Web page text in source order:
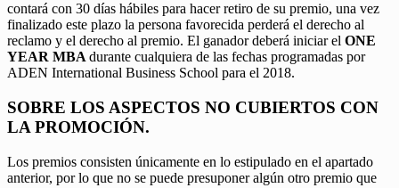
contará con 30 días hábiles para hacer retiro de su premio, una vez
finalizado este plazo la persona favorecida perderá el derecho al
reclamo y el derecho al premio. El ganador deberá iniciar el ONE
YEAR MBA durante cualquiera de las fechas programadas por
ADEN International Business School para el 2018.
SOBRE LOS ASPECTOS NO CUBIERTOS CON
LA PROMOCIÓN.
Los premios consisten únicamente en lo estipulado en el apartado
anterior, por lo que no se puede presuponer algún otro premio que